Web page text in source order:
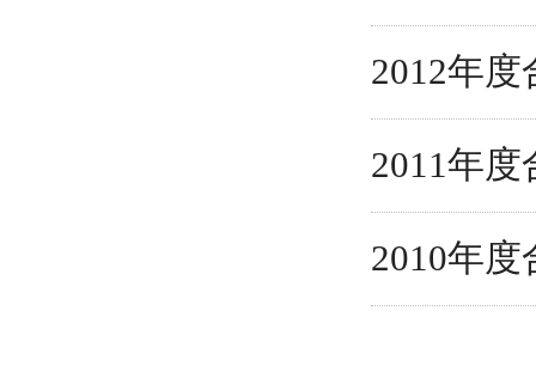
2012年
2011年
2010年